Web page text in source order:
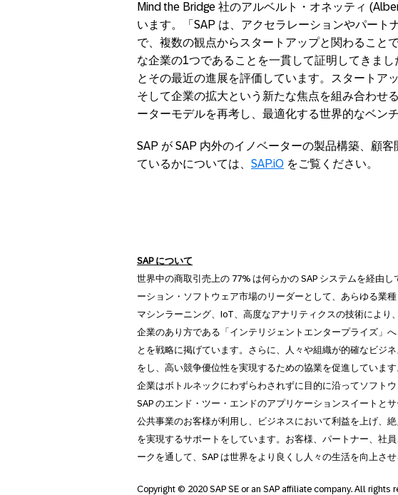
Mind the Bridge 社のアルベルト・オネッティ
います。「SAP は、アクセラレーションやパート
で、複数の観点からスタートアップと関わること
な企業の1つであることを一貫して証明してきまし
とその最近の進展を評価しています。スタートア
そして企業の拡大という新たな焦点を組み合わせ
ーターモデルを再考し、最適化する世界的なベン
SAP が SAP 内外のイノベーターの製品構築、顧
ているかについては、 SAP.iO をご覧ください。
SAP について
世界中の商取引売上の 77% は何らかの SAP システムを経由
ーション・ソフトウェア市場のリーダーとして、あらゆる業
マシンラーニング、IoT、高度なアナリティクスの技術により
企業のあり方である「インテリジェントエンタープライズ」
とを戦略に掲げています。さらに、人々や組織が的確なビジ
をし、高い競争優位性を実現するための協業を促進していま
企業はボトルネックにわずらわされずに目的に沿ってソフト
SAP のエンド・ツー・エンドのアプリケーションスイートと
公共事業のお客様が利用し、ビジネスにおいて利益を上げ、
を実現するサポートをしています。お客様、パートナー、社
ークを通して、SAP は世界をより良くし人々の生活を向上さ
Copyright © 2020 SAP SE or an SAP affiliate company. All rights